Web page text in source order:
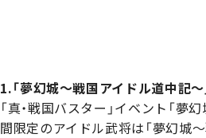
1.「夢幻城～戦国アイドル道中記～
「真・戦国バスター」イベント「
間限定のアイドル武将は「夢幻城